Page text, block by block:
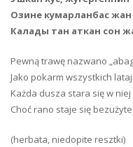
Озине кумарланбас
Калады тан аткан сон
Pewną trawę nazwano
Jako pokarm wszystkich
Każda dusza stara się w
Choć rano staje się
(herbata, niedopite resztki)